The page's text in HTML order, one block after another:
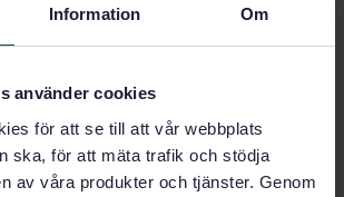
Information Om
använder cookies
för att se till att vår webbplats
ska, för att mäta trafik och stödja
av våra produkter och tjänster. Genom
work:
6 companies and organizations